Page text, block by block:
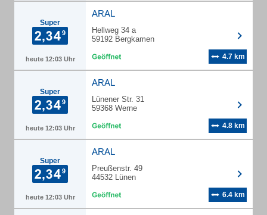
Super
heute 12:03 Uhr
ARAL
Hellweg 34 a
59192 Bergkamen
4.7 km
Super
heute 12:03 Uhr
ARAL
Lünener Str. 31
59368 Werne
4.8 km
Super
heute 12:03 Uhr
ARAL
Preußenstr. 49
44532 Lünen
6.4 km